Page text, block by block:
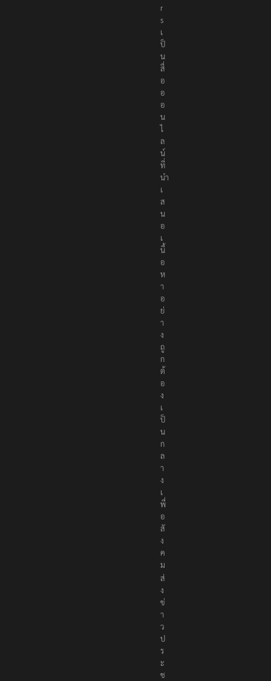
r
s
เ
ป็
น
สื่
อ
อ
อ
น
ไ
ล
น์
ที่
นำ
เ
ส
น
อ
เ
นื้
อ
ห
า
อ
ย่
า
ง
ถู
ก
ต้
อ
ง
เ
ป็
น
ก
ล
า
ง
เ
พื่
อ
สั
ง
ค
ม
ส่
ง
ข่
า
ว
ป
ร
ะ
ช